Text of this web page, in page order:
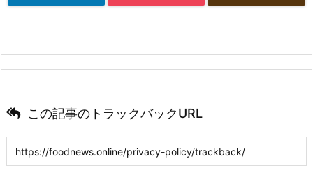
この記事のトラックバックURL